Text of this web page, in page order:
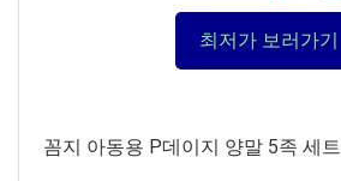
최저가 보러가기
꼼지 아동용 P데이지 양말 5족 세트